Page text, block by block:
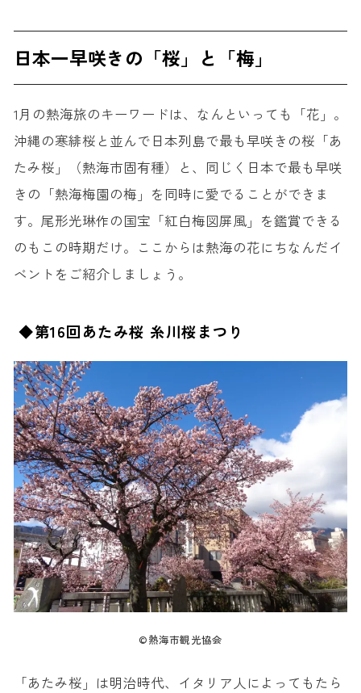
日本一早咲きの「桜」と「梅」
1月の熱海旅のキーワードは、なんといっても「花」。
沖縄の寒緋桜と並んで日本列島で最も早咲きの桜「あ
たみ桜」（熱海市固有種）と、同じく日本で最も早咲
きの「熱海梅園の梅」を同時に愛でることができま
す。尾形光琳作の国宝「紅白梅図屏風」を鑑賞できる
のもこの時期だけ。ここからは熱海の花にちなんだイ
ベントをご紹介しましょう。
◆第16回あたみ桜 糸川桜まつり
©熱海市観光協会
「あたみ桜」は明治時代、イタリア人によってもたら